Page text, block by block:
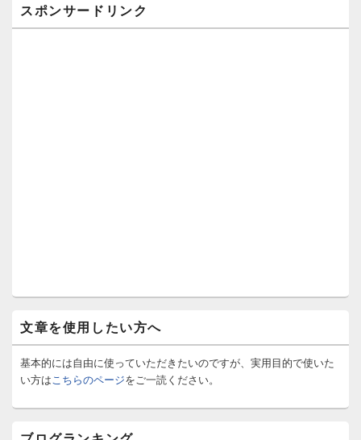
スポンサードリンク
文章を使用したい方へ
基本的には自由に使っていただきたいのですが、実用目的で使いた
い方はこちらのページをご一読ください。